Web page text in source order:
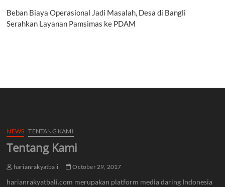
Beban Biaya Operasional Jadi Masalah, Desa di Bangli
Serahkan Layanan Pamsimas ke PDAM
NEWS TENTANG KAMI
Tentang Kami
harianrakyatbali October 29, 2017
harianrakyatbali.com merupakan platform media daring Indonesia